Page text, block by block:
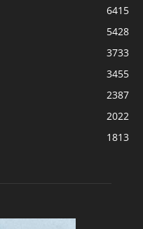
6415
5428
3733
3455
2387
2022
1813